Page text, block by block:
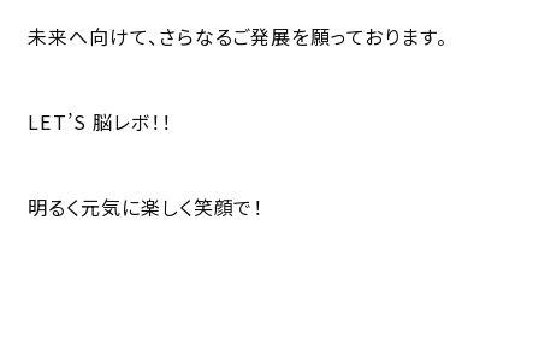
未来へ向けて、さらなるご発展を願っております。
LET’S 脳レボ！！
明るく元気に楽しく笑顔で！